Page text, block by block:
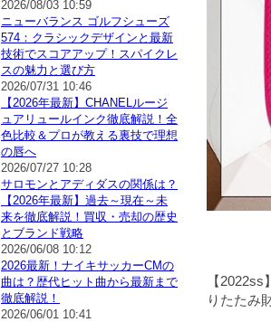
【
りたたみ
2026/08/03 10:59
ニューバランス ゴルフシューズ
574：クラシックデザインと最新
技術でスコアアップ！スパイクレ
スの魅力と選び方
2026/07/31 10:46
【2026年最新】CHANELルージ
ュアリュールインク徹底解説！全
色比較＆プロが教える裏技で理想
の唇へ
2026/07/27 10:28
サロモンとアディダスの関係は？
【2026年最新】過去～現在～未
来を徹底解説！買収・売却の歴史
とブランド戦略
2026/06/08 10:12
2026最新！ナイキサッカーCMの
曲は？歴代ヒット曲から最新まで
徹底解説！
2026/06/01 10:41